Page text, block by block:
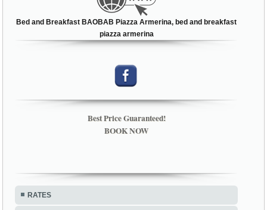
Bed and Breakfast BAOBAB Piazza Armerina, bed and breakfast
piazza armerina
Best Price Guaranteed!
BOOK NOW
RATES